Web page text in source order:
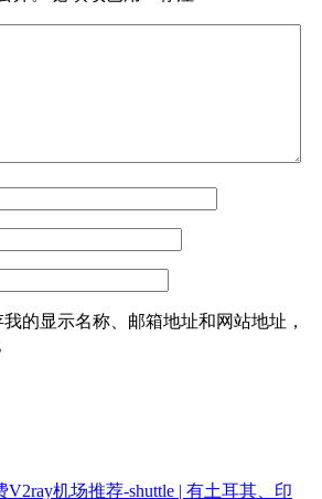
的显示名称、邮箱地址和网站地址，
V2ray机场推荐-shuttle | 有土耳其、印